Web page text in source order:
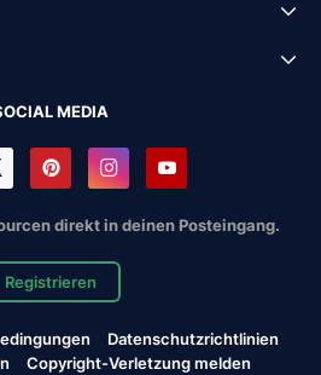
MEDIA
direkt in deinen Posteingang.
Registrieren
Datenschutzrichtlinien
Copyright-Verletzung melden